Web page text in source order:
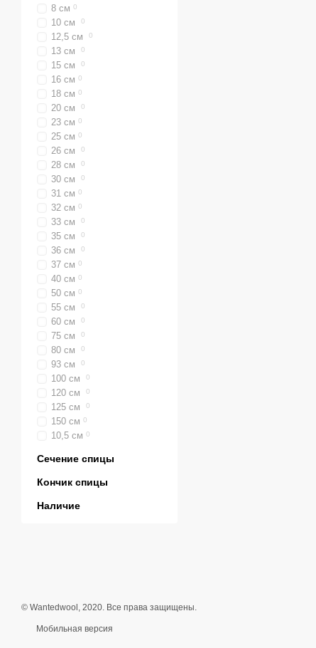
8 см 0
10 см 0
12,5 см 0
13 см 0
15 см 0
16 см 0
18 см 0
20 см 0
23 см 0
25 см 0
26 см 0
28 см 0
30 см 0
31 см 0
32 см 0
33 см 0
35 см 0
36 см 0
37 см 0
40 см 0
50 см 0
55 см 0
60 см 0
75 см 0
80 см 0
93 см 0
100 см 0
120 см 0
125 см 0
150 см 0
10,5 см 0
Сечение спицы
Кончик спицы
Наличие
© Wantedwool, 2020. Все права защищены.
Мобильная версия